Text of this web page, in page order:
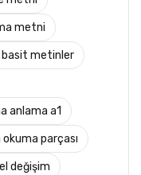
metni
basit metinler
anlama a1
parçası
değişim